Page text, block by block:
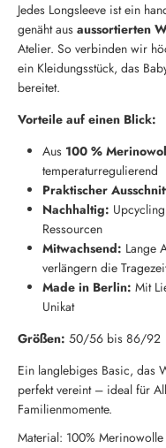
Jedes Longsleeve ist ein
genäht aus aussortierten
Atelier. So verbinden wir
ein Kleidungsstück, das
bereitet.
Vorteile auf einen Blick:
Aus 100 %
temperaturregulierend
Praktischer
Nachhaltig:
Ressourcen
Mitwachsend: Lange
verlängern die
Made in Berlin: Mit
Unikat
Größen: 50/56 bis 86/92
Ein langlebiges Basic, das
perfekt vereint – ideal für
Familienmomente.
Material: 100% Merinowolle